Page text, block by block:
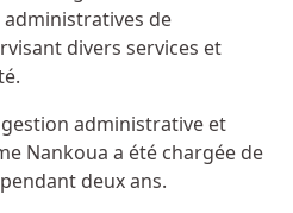
de
divers services et
administrative et
Nankoua a été chargée de
deux ans.